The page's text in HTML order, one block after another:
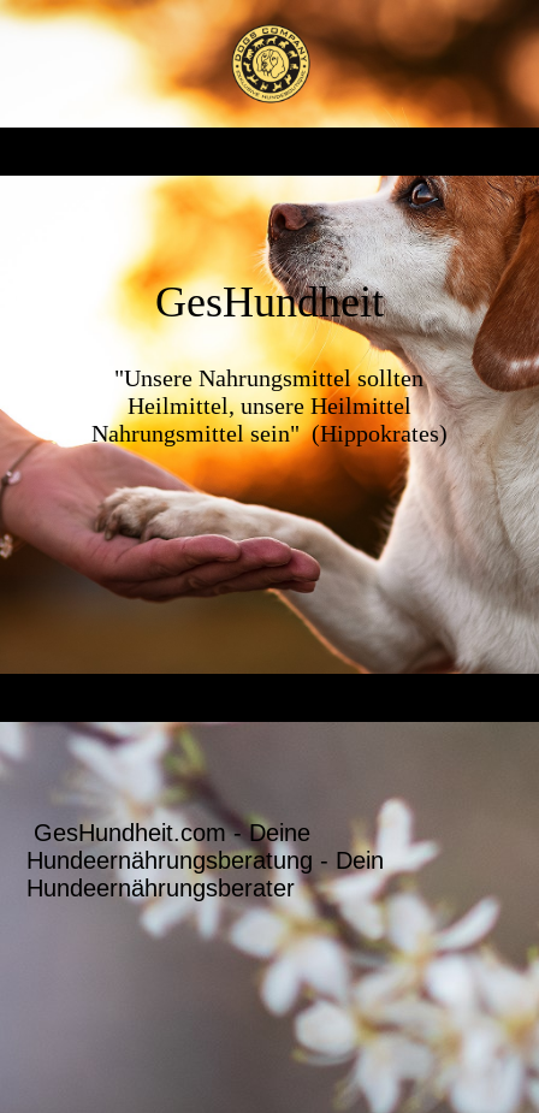
GesHundheit
"Unsere Nahrungsmittel sollten
Heilmittel, unsere Heilmittel
Nahrungsmittel sein" (Hippokrates)
GesHundheit.com - Deine
Hundeernährungsberatung - Dein
Hundeernährungsberater